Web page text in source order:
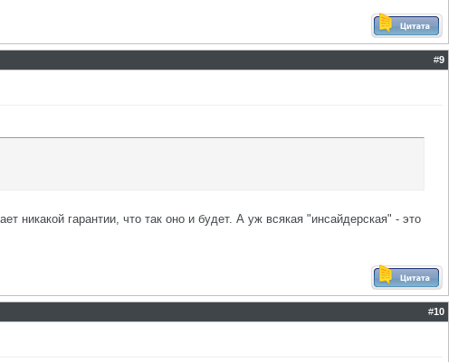
#9
никакой гарантии, что так оно и будет. А уж всякая "инсайдерская" - это
#10